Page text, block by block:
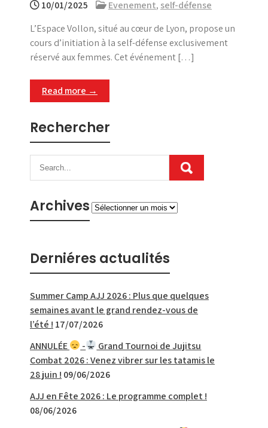
10/01/2025 Evenement, self-défense
L’Espace Vollon, situé au cœur de Lyon, propose un
cours d’initiation à la self-défense exclusivement
réservé aux femmes. Cet événement […]
Read more →
Rechercher
ArchivesArchives
Derniéres actualités
Summer Camp AJJ 2026 : Plus que quelques
semaines avant le grand rendez-vous de
l’été ! 17/07/2026
ANNULÉE
-
Grand Tournoi de Jujitsu
Combat 2026 : Venez vibrer sur les tatamis le
28 juin ! 09/06/2026
AJJ en Fête 2026 : Le programme complet !
08/06/2026